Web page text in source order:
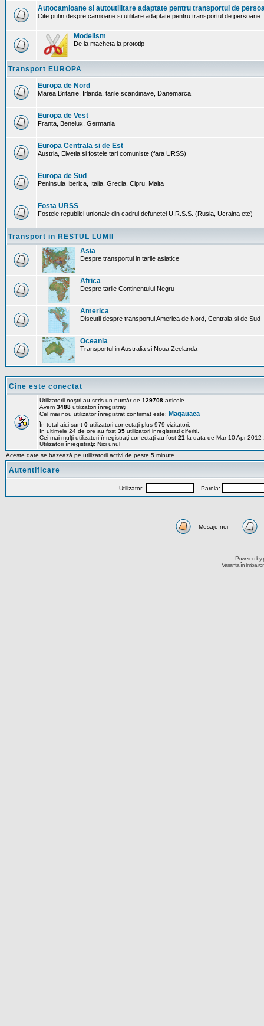
Autocamioane si autoutilitare adaptate pentru transportul de
Cite putin despre camioane si utilitare adaptate pentru transportul de persoane
Modelism
De la macheta la prototip
Transport EUROPA
Europa de Nord
Marea Britanie, Irlanda, tarile scandinave, Danemarca
Europa de Vest
Franta, Benelux, Germania
Europa Centrala si de Est
Austria, Elvetia si fostele tari comuniste (fara URSS)
Europa de Sud
Peninsula Iberica, Italia, Grecia, Cipru, Malta
Fosta URSS
Fostele republici unionale din cadrul defunctei U.R.S.S. (Rusia, Ucraina etc)
Transport in RESTUL LUMII
Asia
Despre transportul in tarile asiatice
Africa
Despre tarile Continentului Negru
America
Discutii despre transportul America de Nord, Centrala si de Sud
Oceania
Transportul in Australia si Noua Zeelanda
Cine este conectat
Utilizatorii noştri au scris un număr de 129708 articole
Avem 3488 utilizatori înregistraţi
Cel mai nou utilizator înregistrat confirmat este: Magauaca
În total aici sunt 0 utilizatori conectaţi plus 979 vizitatori.
In ultimele 24 de ore au fost 35 utilizatori inregistrati diferiti.
Cei mai mulţi utilizatori înregistraţi conectaţi au fost 21 la data de Mar 10 Apr 2012
Utilizatori înregistraţi: Nici unul
Aceste date se bazează pe utilizatorii activi de peste 5 minute
Autentificare
Utilizator: Parola:
Mesaje noi
Powered by
Varianta în limba